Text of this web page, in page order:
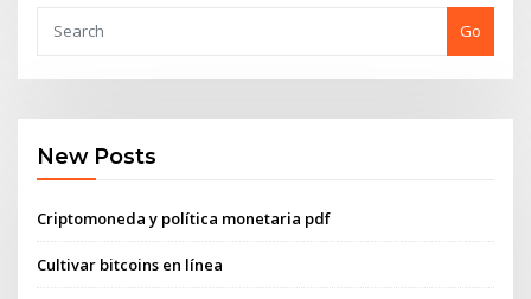
Go
New Posts
Criptomoneda y política monetaria pdf
Cultivar bitcoins en línea